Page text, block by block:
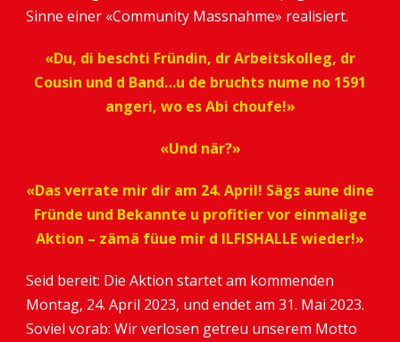
Sinne einer «Community Massnahme» realisiert.
«Du, di beschti Fründin, dr Arbeitskolleg, dr
Cousin und d Band…u de bruchts nume no 1591
angeri, wo es Abi choufe!»
«Und när?»
«Das verrate mir dir am 24. April! Sägs aune dine
Fründe und Bekannte u profitier vor einmalige
Aktion – zämä füue mir d ILFISHALLE wieder!»
Seid bereit: Die Aktion startet am kommenden
Montag, 24. April 2023, und endet am 31. Mai 2023.
Soviel vorab: Wir verlosen getreu unserem Motto